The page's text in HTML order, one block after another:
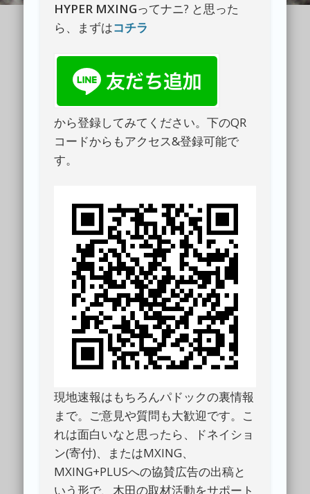
HYPER MXINGってナニ? と思った
ら、まずはコチラ
から登録してみてください。下のQR
コードからもアクセス&登録可能で
す。
現地速報はもちろんパドックの裏情報
まで。ご意見や質問も大歓迎です。こ
れは面白いなと思ったら、ドネイショ
ン(寄付)、またはMXING、
MXING+PLUSへの協賛広告の出稿と
いう形で、木田の取材活動をサポート